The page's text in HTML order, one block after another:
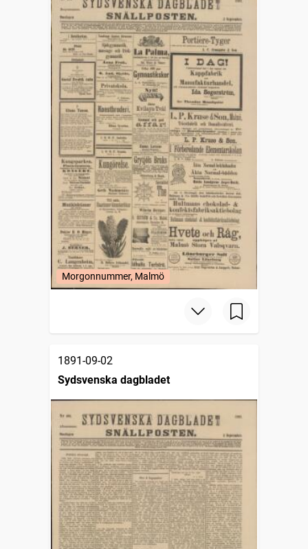
Morgonnummer, Malmö
1891-09-02
Sydsvenska dagbladet